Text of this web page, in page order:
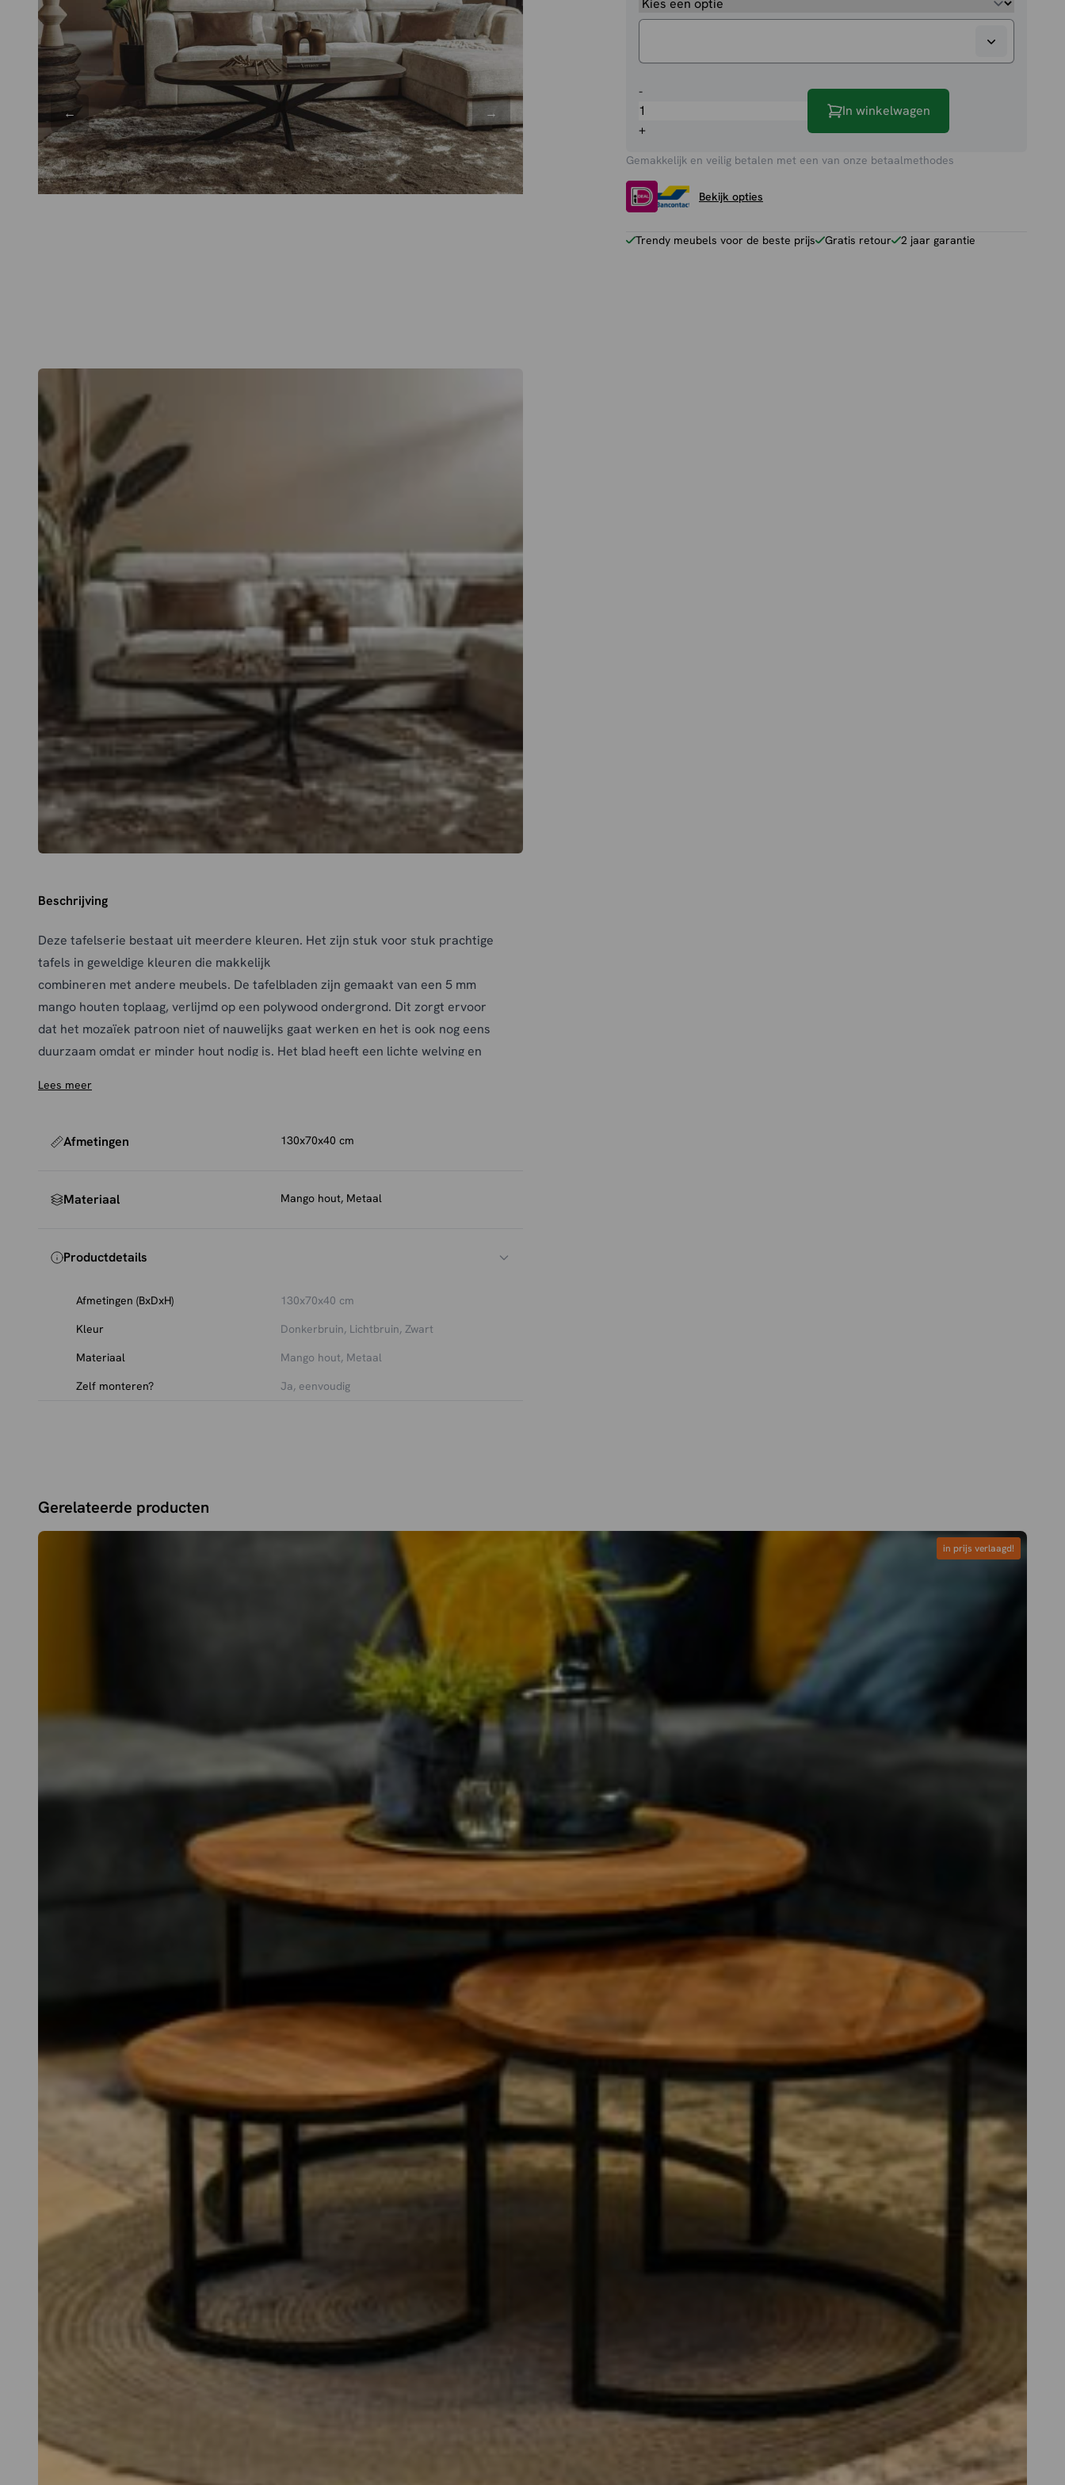
-Salontafel
Silvi
aantal
+
In winkelwagen
Gemakkelijk en veilig betalen met een van onze betaalmethodes
Bekijk opties
Trendy meubels voor de beste prijs Gratis retour 2 jaar garantie
Beschrijving
Deze tafelserie bestaat uit meerdere kleuren. Het zijn stuk voor stuk prachtige
tafels in geweldige kleuren die makkelijk
combineren met andere meubels. De tafelbladen zijn gemaakt van een 5 mm
mango houten toplaag, verlijmd op een polywood ondergrond. Dit zorgt ervoor
dat het mozaïek patroon niet of nauwelijks gaat werken en het is ook nog eens
duurzaam omdat er minder hout nodig is. Het blad heeft een lichte welving en
Lees meer
Afmetingen 130x70x40 cm
Materiaal Mango hout, Metaal
Productdetails
Afmetingen (BxDxH)
130x70x40 cm
Kleur
Donkerbruin, Lichtbruin, Zwart
Materiaal
Mango hout, Metaal
Zelf monteren?
Ja, eenvoudig
Gerelateerde producten
in prijs verlaagd!
in prijs verlaagd!